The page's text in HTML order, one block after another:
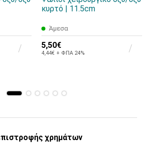
κυρτό | 11.5cm
Άμεσα
5,50€
4,44€ + ΦΠΑ 24%
χρημάτων